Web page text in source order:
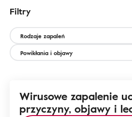
Filtry
Rodzaje zapaleń
Powikłania i objawy
Wirusowe zapalenie
przyczyny, objawy i